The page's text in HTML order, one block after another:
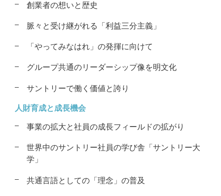
創業者の想いと歴史
脈々と受け継がれる「利益三分主義」
「やってみなはれ」の発揮に向けて
グループ共通のリーダーシップ像を明文化
サントリーで働く価値と誇り
人財育成と成長機会
事業の拡大と社員の成長フィールドの拡がり
世界中のサントリー社員の学び舎 「サントリー大
学」
共通言語としての「理念」の普及